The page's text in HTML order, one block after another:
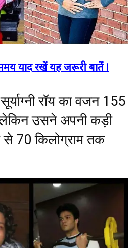
याद रखें यह जरूरी बातें !
रॉय का वजन 155
उसने अपनी कड़ी
से 70 किलोग्राम तक